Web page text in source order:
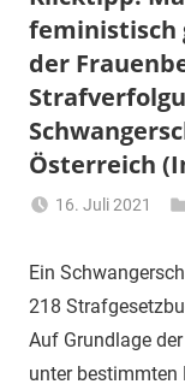
feministisch
der
Österreich
16. Juli 2021
Ein
218
Auf Grundlage
unter bestimmten